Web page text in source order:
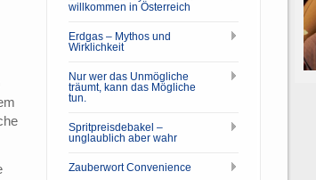
willkommen in Österreich
Erdgas – Mythos und
Wirklichkeit
Nur wer das Unmögliche
träumt, kann das Mögliche
tun.
Spritpreisdebakel –
unglaublich aber wahr
Zauberwort Convenience